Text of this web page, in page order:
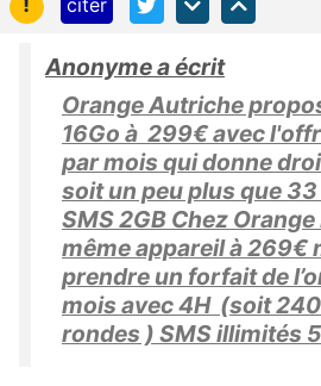
citer
Anonyme a écrit
Orange Autriche
16Go à 299€ avec
par mois qui donne
soit un peu plus que
SMS 2GB Chez
même appareil à 269€
prendre un forfait de
mois avec 4H (soit
rondes ) SMS illimités